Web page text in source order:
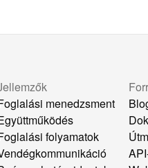
menedzsment
folyamatok